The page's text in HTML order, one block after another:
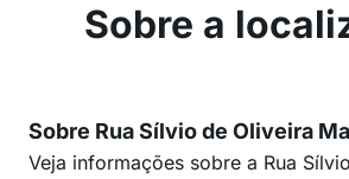
Sobre a
Sobre Rua Sílvio de Oliveira
Veja informações sobre a Rua